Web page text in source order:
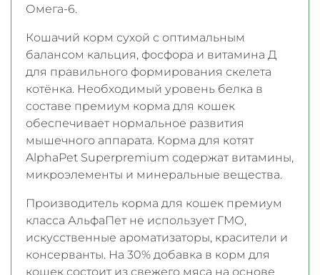
Омега-6.
Кошачий корм сухой с оптимальным
балансом кальция, фосфора и витамина Д
для правильного формирования скелета
котёнка. Необходимый уровень белка в
составе премиум корма для кошек
обеспечивает нормальное развития
мышечного аппарата. Корма для котят
AlphaPet Superpremium содержат витамины,
микроэлементы и минеральные вещества.
Производитель корма для кошек премиум
класса АльфаПет не использует ГМО,
искусственные ароматизаторы, красители и
консерванты. На 30% добавка в корм для
кошек состоит из свежего мяса на основе